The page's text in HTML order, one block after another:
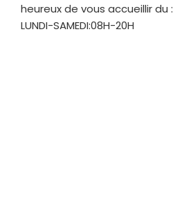
heureux de vous accueillir du :
LUNDI-SAMEDI:08H-20H